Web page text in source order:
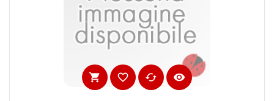
shopping_cart favorite_border cached visibility